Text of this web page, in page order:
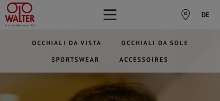
DE
OCCHIALI DA VISTA
OCCHIALI DA SOLE
SPORTSWEAR
ACCESSOIRES